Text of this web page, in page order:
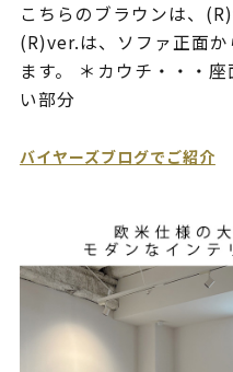
こちらのブラウンは、
(R)ver.は、ソファ正面
ます。 ＊カウチ・・・
い部分
バイヤーズブログでご紹介